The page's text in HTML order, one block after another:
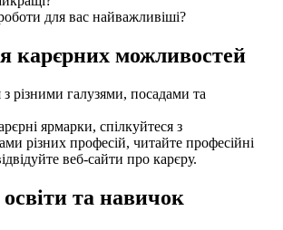
для вас найважливіші?
карєрних можливостей
різними галузями, посадами та
ярмарки, спілкуйтеся з
різних професій, читайте професійні
веб-сайти про карєру.
та навичок